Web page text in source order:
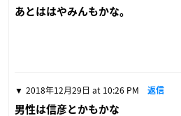
あとははやみんもかな。
2018年12月29日 at 10:26 PM 返信
男性は信彦とかもかな